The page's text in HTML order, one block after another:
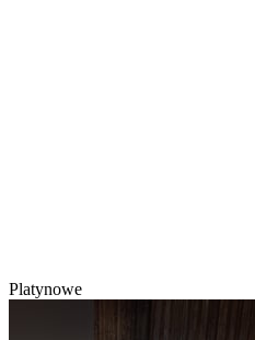
Platynowe